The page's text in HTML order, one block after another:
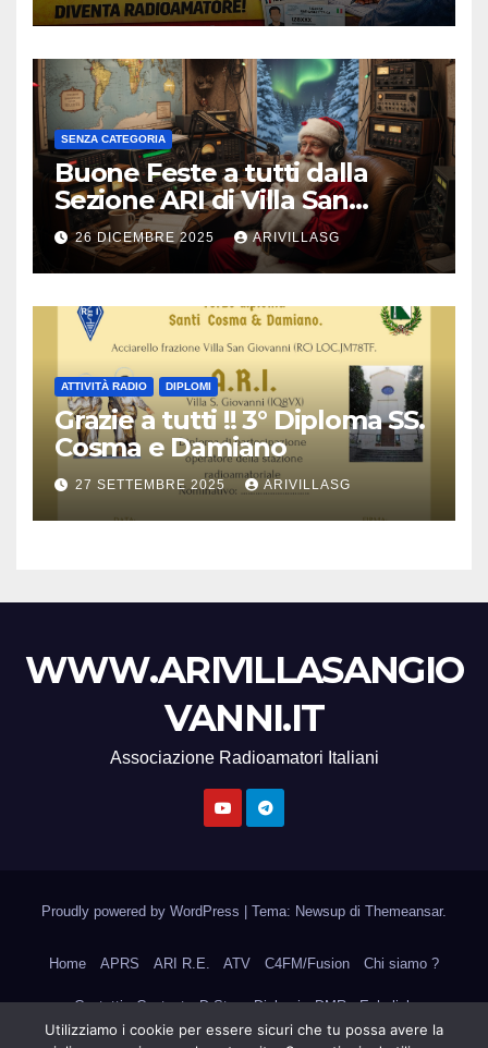
SENZA CATEGORIA
Buone Feste a tutti dalla
Sezione ARI di Villa San
Giovanni !!!
26 DICEMBRE 2025 ARIVILLASG
ATTIVITÀ RADIO DIPLOMI
Grazie a tutti !! 3° Diploma SS.
Cosma e Damiano
27 SETTEMBRE 2025 ARIVILLASG
WWW.ARIVILLASANGIO
VANNI.IT
Associazione Radioamatori Italiani
Proudly powered by WordPress Tema: Newsup di Themeansar.
Home APRS ARI R.E. ATV C4FM/Fusion Chi siamo ?
Contatti Contest D-Star Diplomi DMR Echolink
Utilizziamo i cookie per essere sicuri che tu possa avere la